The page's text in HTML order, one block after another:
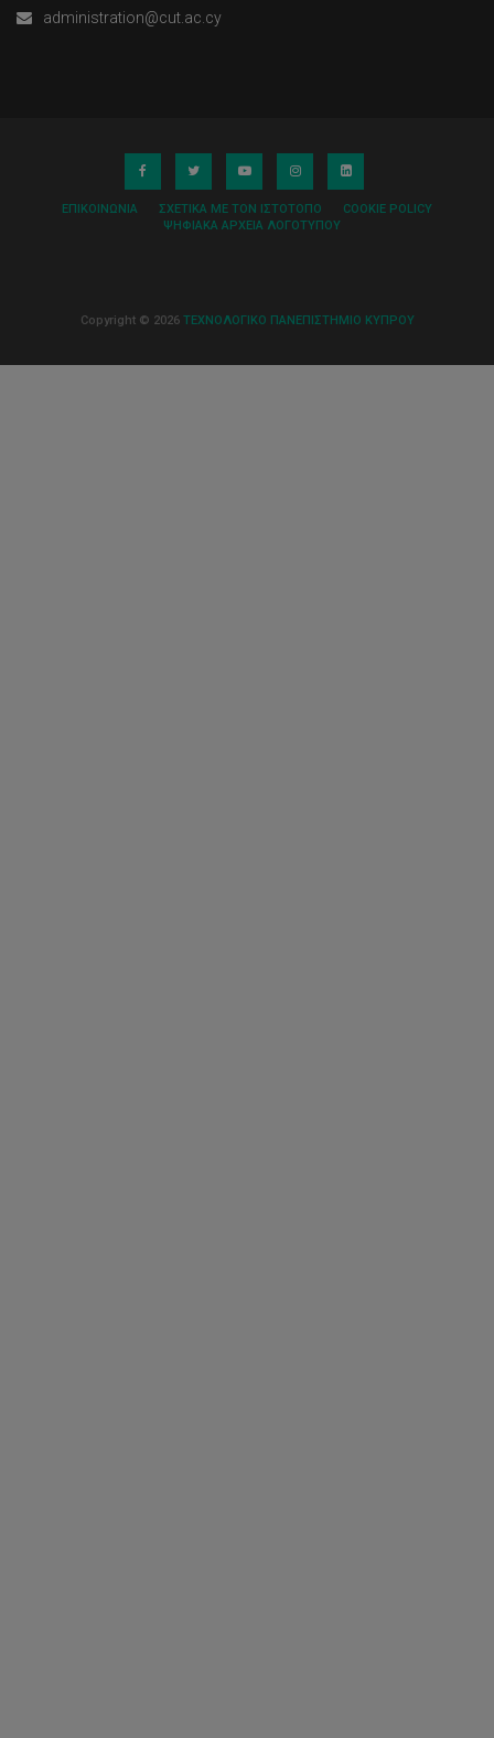
administration@cut.ac.cy
ΕΠΙΚΟΙΝΩΝΊΑ ΣΧΕΤΙΚΆ ΜΕ ΤΟΝ ΙΣΤΌΤΟΠΟ
COOKIE POLICY
ΨΗΦΙΑΚΆ ΑΡΧΕΊΑ ΛΟΓΌΤΥΠΟΥ
Copyright © 2026 ΤΕΧΝΟΛΟΓΙΚΟ ΠΑΝΕΠΙΣΤΗΜΙΟ ΚΥΠΡΟΥ